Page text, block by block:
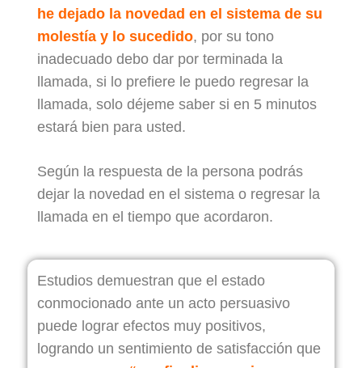
he dejado la novedad en el sistema de su
molestía y lo sucedido, por su tono
inadecuado debo dar por terminada la
llamada, si lo prefiere le puedo regresar la
llamada, solo déjeme saber si en 5 minutos
estará bien para usted.
Según la respuesta de la persona podrás
dejar la novedad en el sistema o regresar la
llamada en el tiempo que acordaron.
Estudios demuestran que el estado
conmocionado ante un acto persuasivo
puede lograr efectos muy positivos,
logrando un sentimiento de satisfacción que